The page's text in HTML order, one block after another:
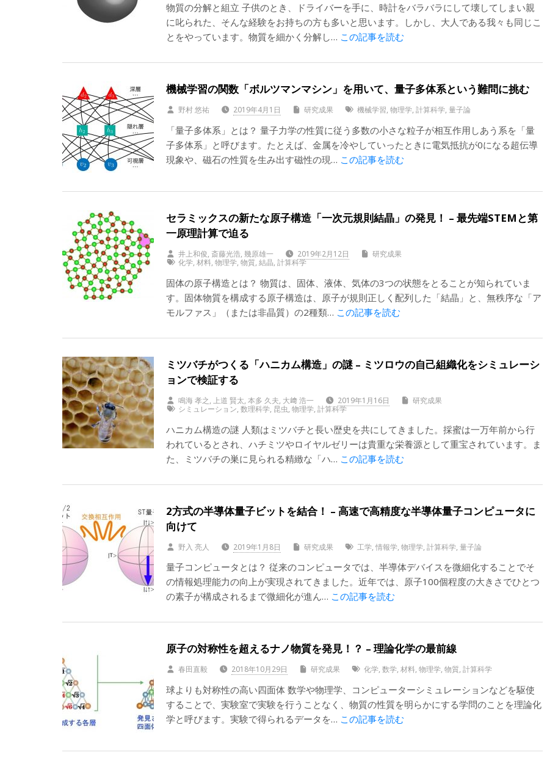
物質の分解と組立 子供のとき、ドライバーを手に、時計をバラバラにして壊してしまい親
に叱られた、そんな経験をお持ちの方も多いと思います。しかし、大人である我々も同じこ
とをやっています。物質を細かく分解し… この記事を読む
機械学習の関数「ボルツマンマシン」を用いて、量子多体系という難問に挑む
野村 悠祐 2019年4月1日 研究成果 機械学習, 物理学, 計算科学, 量子論
「量子多体系」とは？ 量子力学の性質に従う多数の小さな粒子が相互作用しあう系を「量
子多体系」と呼びます。たとえば、金属を冷やしていったときに電気抵抗が0になる超伝導
現象や、磁石の性質を生み出す磁性の現… この記事を読む
セラミックスの新たな原子構造「一次元規則結晶」の発見！ – 最先端STEMと第
一原理計算で迫る
井上和俊, 斎藤光浩, 幾原雄一 2019年2月12日
研究成果
化学,材料,物理学,物質,結晶,計算科学
固体の原子構造とは？ 物質は、固体、液体、気体の3つの状態をとることが知られていま
す。固体物質を構成する原子構造は、原子が規則正しく配列した「結晶」と、無秩序な「ア
モルファス」（または非晶質）の2種類… この記事を読む
ミツバチがつくる「ハニカム構造」の謎 – ミツロウの自己組織化をシミュレーシ
ョンで検証する
鳴海 孝之, 上道 賢太, 本多 久夫, 大﨑 浩一 2019年1月16日
研究成果
シミュレーション,数理科学, 昆虫,物理学,計算科学
ハニカム構造の謎 人類はミツバチと長い歴史を共にしてきました。採蜜は一万年前から行
われているとされ、ハチミツやロイヤルゼリーは貴重な栄養源として重宝されています。ま
た、ミツバチの巣に見られる精緻な「ハ… この記事を読む
2方式の半導体量子ビットを結合！ – 高速で高精度な半導体量子コンピュータに
向けて
野入 亮人 2019年1月8日 研究成果 工学, 情報学, 物理学, 計算科学, 量子論
量子コンピュータとは？ 従来のコンピュータでは、半導体デバイスを微細化することでそ
の情報処理能力の向上が実現されてきました。近年では、原子100個程度の大きさでひとつ
の素子が構成されるまで微細化が進ん… この記事を読む
原子の対称性を超えるナノ物質を発見！？ – 理論化学の最前線
春田直毅 2018年10月29日 研究成果 化学, 数学, 材料, 物理学, 物質, 計算科学
球よりも対称性の高い四面体 数学や物理学、コンピューターシミュレーションなどを駆使
することで、実験室で実験を行うことなく、物質の性質を明らかにする学問のことを理論化
学と呼びます。実験で得られるデータを… この記事を読む